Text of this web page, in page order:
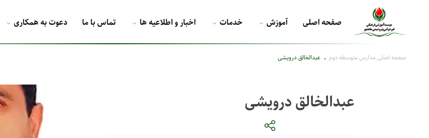
صفحه اصلی آموزش خدمات اخبار و اطلاعیه ها تماس با ما دعوت به همکاری
صفحه اصلیمدارس متوسطه دوم عبدالخالق درویشی
عبدالخالق درویشی